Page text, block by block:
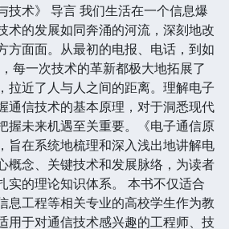
技术》 导言 我们生活在一个信息爆
术的发展如同奔涌的河流，深刻地改
方面面。从最初的电报、电话，到如
每一次技术的革新都极大地拓展了
拉近了人与人之间的距离。理解电子
通信技术的基本原理，对于洞悉现代
握未来机遇至关重要。《电子通信原
旨在系统地梳理和深入浅出地讲解电
概念、关键技术和发展脉络，为读者
实的理论知识体系。 本书不仅适合
息工程等相关专业的高校学生作为教
用于对通信技术感兴趣的工程师、技